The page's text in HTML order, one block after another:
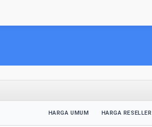
HARGA UMUM HARGA RESELLER